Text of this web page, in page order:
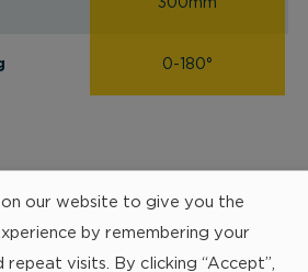
300mm
0-180°
on our website to give you the
by remembering your
visits. By clicking “Accept”,